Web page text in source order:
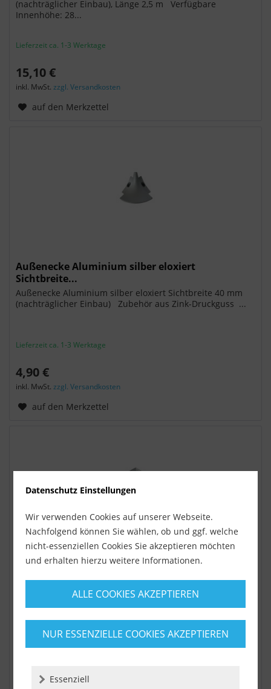
(nachträglicher Einbau), Länge 2,5 m Verfügbare
Innenhöhe: 28...
Lieferzeit ca. 1-3 Werktage
15,10 €
inkl. MwSt.zzgl. Versandkosten
auf den Merkzettel
Außenecke Aluminium silber eloxiert
Sichtbreite...
Außenecke Aluminium silber eloxiert Sichtbreite 40 mm
(nachträglicher Einbau) Zubehör aus Zink-Druckguss ...
Lieferzeit ca. 1-3 Werktage
4,90 €
inkl. MwSt.zzgl. Versandkosten
auf den Merkzettel
Innenecke - zweiseitiger Anschluss Aluminium...
Innenecke - zweiseitiger Anschluss Aluminium silber
4,90 €
inkl. MwSt.zzgl. Versandkosten
Datenschutz Einstellungen
Wir verwenden Cookies auf unserer Webseite.
Nachfolgend können Sie wählen, ob und ggf. welche
nicht-essenziellen Cookies Sie akzeptieren möchten
und erhalten hierzu weitere Informationen.
ALLE COOKIES AKZEPTIEREN
NUR ESSENZIELLE COOKIES AKZEPTIEREN
Essenziell